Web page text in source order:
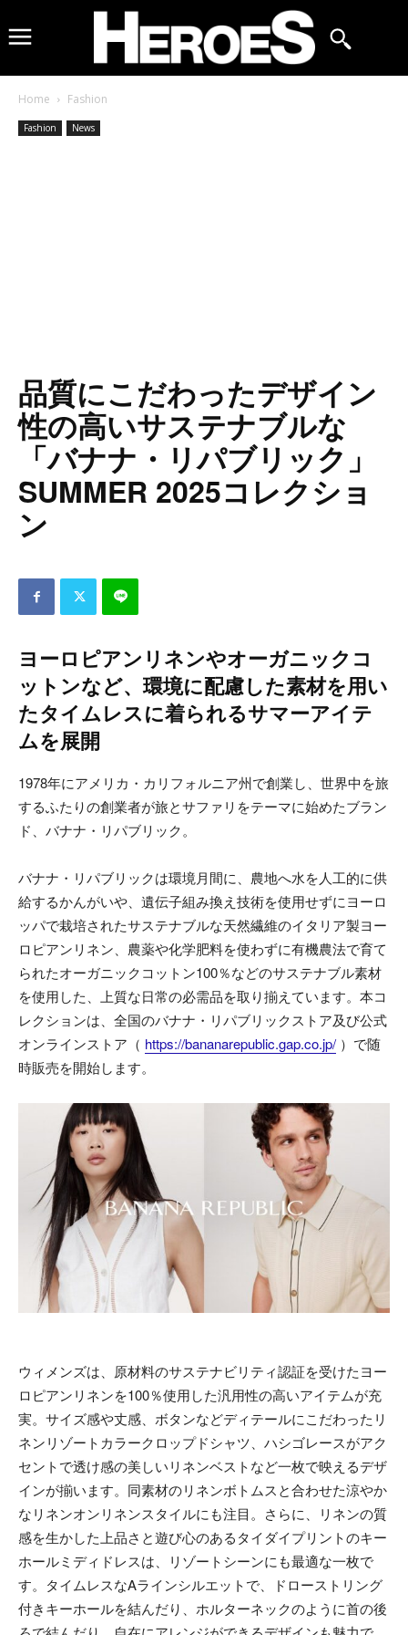
Home Fashion
Fashion News
品質にこだわったデザイン
性の高いサステナブルな
「バナナ・リパブリック」
SUMMER 2025コレクショ
ン
ヨーロピアンリネンやオーガニックコ
ットンなど、環境に配慮した素材を用い
たタイムレスに着られるサマーアイテ
ムを展開
1978年にアメリカ・カリフォルニア州で創業し、世界中を旅
するふたりの創業者が旅とサファリをテーマに始めたブラン
ド、バナナ・リパブリック。
バナナ・リパブリックは環境月間に、農地へ水を人工的に供
給するかんがいや、遺伝子組み換え技術を使用せずにヨーロ
ッパで栽培されたサステナブルな天然繊維のイタリア製ヨー
ロピアンリネン、農薬や化学肥料を使わずに有機農法で育て
られたオーガニックコットン100％などのサステナブル素材
を使用した、上質な日常の必需品を取り揃えています。本コ
レクションは、全国のバナナ・リパブリックストア及び公式
オンラインストア（ https://bananarepublic.gap.co.jp/ ）で随
時販売を開始します。
ウィメンズは、原材料のサステナビリティ認証を受けたヨー
ロピアンリネンを100％使用した汎用性の高いアイテムが充
実。サイズ感や丈感、ボタンなどディテールにこだわったリ
ネンリゾートカラークロップドシャツ、ハシゴレースがアク
セントで透け感の美しいリネンベストなど一枚で映えるデザ
インが揃います。同素材のリネンボトムスと合わせた涼やか
なリネンオンリネンスタイルにも注目。さらに、リネンの質
感を生かした上品さと遊び心のあるタイダイプリントのキー
ホールミディドレスは、リゾートシーンにも最適な一枚で
す。タイムレスなAラインシルエットで、ドローストリング
付きキーホールを結んだり、ホルターネックのように首の後